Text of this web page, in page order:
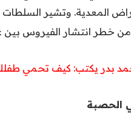
المعدية. وتشير السلطات
خطر انتشار الفيروس بين
بدر يكتب: كيف تحمي
الحصبة